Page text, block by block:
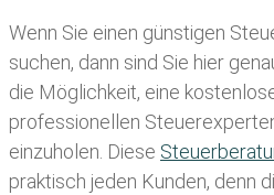
Wenn Sie einen günstigen
suchen, dann sind Sie hier
die Möglichkeit, eine
professionellen
einzuholen. Diese
praktisch jeden Kunden, denn